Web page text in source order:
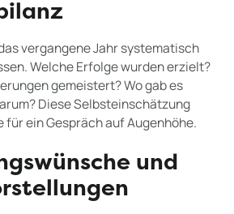
vergangene Jahr systematisch
Welche Erfolge wurden erzielt?
gemeistert? Wo gab es
Diese Selbsteinschätzung
für ein Gespräch auf Augenhöhe.
und